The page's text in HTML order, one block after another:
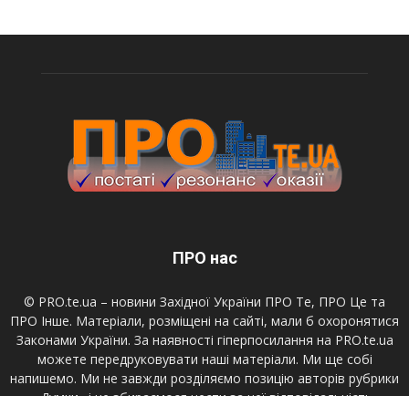
ПРО нас
© PRO.te.ua – новини Західної України ПРО Те, ПРО Це та
ПРО Інше. Матеріали, розміщені на сайті, мали б охоронятися
Законами України. За наявності гіперпосилання на PRO.te.ua
можете передруковувати наші матеріали. Ми ще собі
напишемо. Ми не завжди розділяємо позицію авторів рубрики